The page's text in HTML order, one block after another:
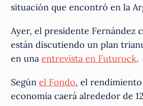
situación que encontró en la
Ayer, el presidente Fernández
están discutiendo un plan
en unaentrevista en Futurock.
Segúnel Fondo, el
economía caerá alrededor de